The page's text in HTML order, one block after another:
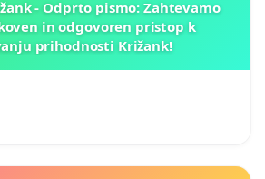
- Odprto pismo: Zahtevamo
in odgovoren pristop k
prihodnosti Križank!